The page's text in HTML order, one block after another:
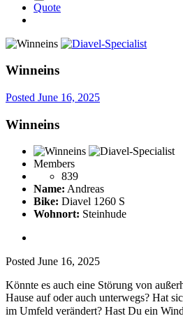
Quote
Winneins
Posted June 16, 2025
Winneins
Members
839
Name: Andreas
Bike: Diavel 1260 S
Wohnort: Steinhude
Posted June 16, 2025
Könnte es auch eine Störung von
Hause auf oder auch unterwegs? Hat
im Umfeld verändert? Hast Du ein